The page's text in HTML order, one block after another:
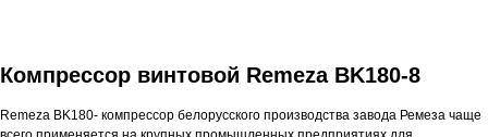
Компрессор винтовой Remeza BK180-8
Remeza BK180- компрессор белорусского производства завода Ремеза чаще